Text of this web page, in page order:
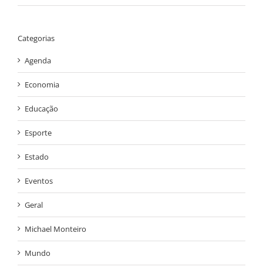
Categorias
Agenda
Economia
Educação
Esporte
Estado
Eventos
Geral
Michael Monteiro
Mundo